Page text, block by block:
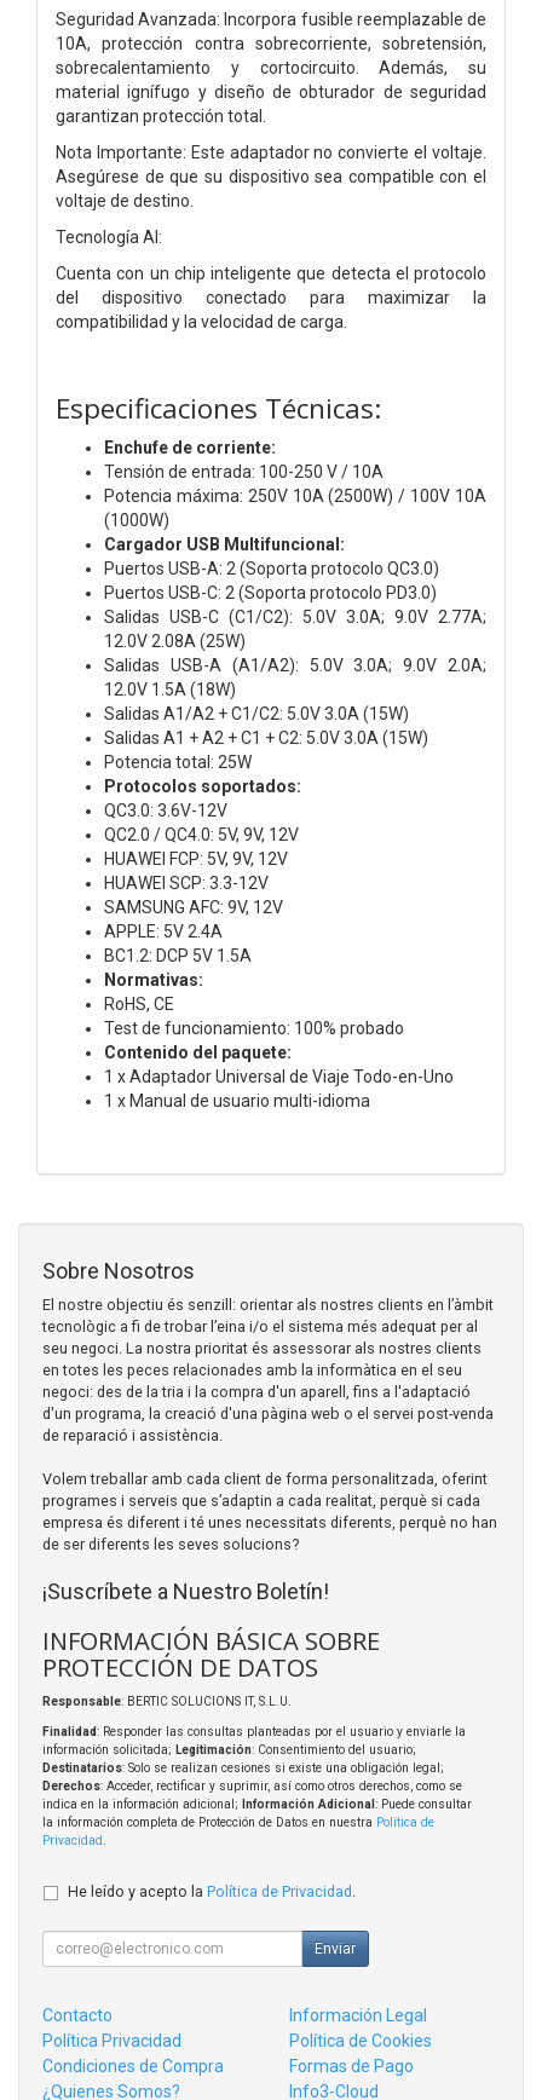
Seguridad Avanzada: Incorpora fusible reemplazable de
10A, protección contra sobrecorriente, sobretensión,
sobrecalentamiento y cortocircuito. Además, su
material ignífugo y diseño de obturador de seguridad
garantizan protección total.
Nota Importante: Este adaptador no convierte el voltaje.
Asegúrese de que su dispositivo sea compatible con el
voltaje de destino.
Tecnología AI:
Cuenta con un chip inteligente que detecta el protocolo
del dispositivo conectado para maximizar la
compatibilidad y la velocidad de carga.
Especificaciones Técnicas:
Enchufe de corriente:
Tensión de entrada: 100-250 V / 10A
Potencia máxima: 250V 10A (2500W) / 100V 10A
(1000W)
Cargador USB Multifuncional:
Puertos USB-A: 2 (Soporta protocolo QC3.0)
Puertos USB-C: 2 (Soporta protocolo PD3.0)
Salidas USB-C (C1/C2): 5.0V 3.0A; 9.0V 2.77A;
12.0V 2.08A (25W)
Salidas USB-A (A1/A2): 5.0V 3.0A; 9.0V 2.0A;
12.0V 1.5A (18W)
Salidas A1/A2 + C1/C2: 5.0V 3.0A (15W)
Salidas A1 + A2 + C1 + C2: 5.0V 3.0A (15W)
Potencia total: 25W
Protocolos soportados:
QC3.0: 3.6V-12V
QC2.0 / QC4.0: 5V, 9V, 12V
HUAWEI FCP: 5V, 9V, 12V
HUAWEI SCP: 3.3-12V
SAMSUNG AFC: 9V, 12V
APPLE: 5V 2.4A
BC1.2: DCP 5V 1.5A
Normativas:
RoHS, CE
Test de funcionamiento: 100% probado
Contenido del paquete:
1 x Adaptador Universal de Viaje Todo-en-Uno
1 x Manual de usuario multi-idioma
Sobre Nosotros
El nostre objectiu és senzill: orientar als nostres clients en l’àmbit
tecnològic a fi de trobar l’eina i/o el sistema més adequat per al
seu negoci. La nostra prioritat és assessorar als nostres clients
en totes les peces relacionades amb la informàtica en el seu
negoci: des de la tria i la compra d'un aparell, fins a l'adaptació
d'un programa, la creació d'una pàgina web o el servei post-venda
de reparació i assistència.
Volem treballar amb cada client de forma personalitzada, oferint
programes i serveis que s’adaptin a cada realitat, perquè si cada
empresa és diferent i té unes necessitats diferents, perquè no han
de ser diferents les seves solucions?
¡Suscríbete a Nuestro Boletín!
INFORMACIÓN BÁSICA SOBRE
PROTECCIÓN DE DATOS
Responsable: BERTIC SOLUCIONS IT, S.L.U.
Finalidad: Responder las consultas planteadas por el usuario y enviarle la
información solicitada; Legitimación: Consentimiento del usuario;
Destinatarios: Solo se realizan cesiones si existe una obligación legal;
Derechos: Acceder, rectificar y suprimir, así como otros derechos, como se
indica en la información adicional;
Información Adicional : Puede consultar
la información completa de Protección de Datos en nuestra Política de
Privacidad
He leído y acepto la Política de Privacidad
Enviar
Contacto
Información Legal
Política Privacidad
Política de Cookies
Condiciones de Compra
Formas de Pago
¿Quienes Somos?
Info3-Cloud